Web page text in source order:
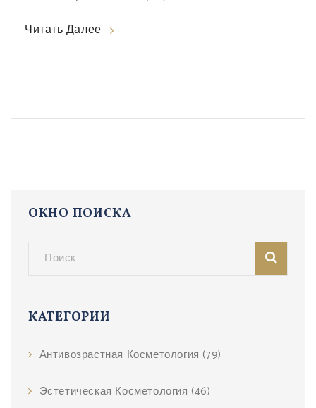
Читать Далее
ОКНО ПОИСКА
КАТЕГОРИИ
Антивозрастная Косметология (79)
Эстетическая Косметология (46)